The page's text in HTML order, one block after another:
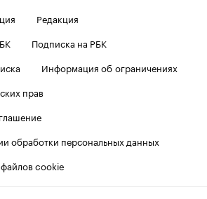
Редакция
Подписка на РБК
Информация об ограничениях
прав
обработки персональных данных
cookie